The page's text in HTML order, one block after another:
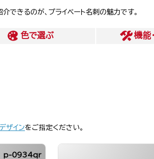
できるのが、プライベート名刺の魅力です。
色で選ぶ 機能
ザインをご指定ください。
p-0934qr